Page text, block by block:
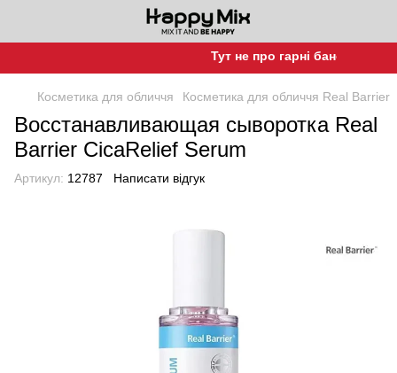
Тут не про гарні баночки, а
Косметика для обличчя Косметика для обличчя Real Barrier
Восстанавливающая сыворотка Real
Barrier CicaRelief Serum
Артикул: 12787 Написати відгук